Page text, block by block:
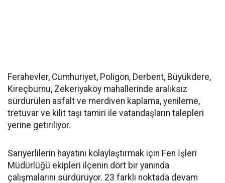
Ferahevler, Cumhuriyet, Poligon, Derbent, Büyükdere,
Kireçburnu, Zekeriyaköy mahallerinde aralıksız
sürdürülen asfalt ve merdiven kaplama, yenileme,
tretuvar ve kilit taşı tamiri ile vatandaşların talepleri
yerine getiriliyor.
Sarıyerlilerin hayatını kolaylaştırmak için Fen İşleri
Müdürlüğü ekipleri ilçenin dört bir yanında
çalışmalarını sürdürüyor. 23 farklı noktada devam